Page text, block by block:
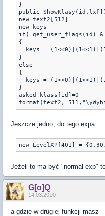
}
public
new text2[512]
new keys
if( get_user_flags(id) &
{
keys =
}
else
{
keys =
}
asked_klass[id]=0
format(text2,
Jeszcze jedno, do tego expa:
new LevelXP[401] =
Jeżeli to ma być "normal exp"
G[o]Q
14.03.2010
a gdzie w drugiej funkcji masz